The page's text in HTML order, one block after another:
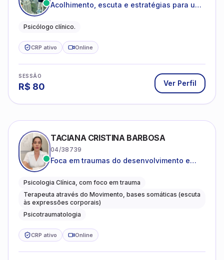
Acolhimento, escuta e estratégias para uma
Psicólogo clínico.
CRP ativo Online
SESSÃO
R$ 80 Ver Perfil
TACIANA CRISTINA BARBOSA
04/38739
Foca em traumas do desenvolvimento e
Psicologia Clínica, com foco em trauma
Terapeuta através do Movimento, bases somáticas (escuta
às expressões corporais)
Psicotraumatologia
CRP ativo Online